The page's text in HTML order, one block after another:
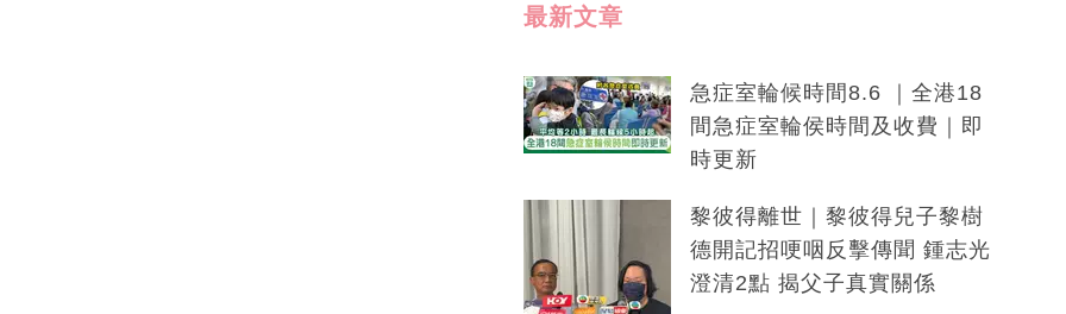
最新文章
急症室輪候時間8.6 ｜全港18
間急症室輪侯時間及收費｜即
時更新
黎彼得離世｜黎彼得兒子黎樹
德開記招哽咽反擊傳聞 鍾志光
澄清2點 揭父子真實關係